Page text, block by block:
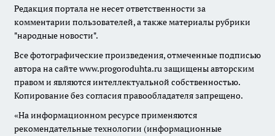
Редакция портала не несет ответственности за
комментарии пользователей, а также материалы рубрики
"народные новости".
Все фотографические произведения, отмеченные подписью
автора на сайте www.progoroduhta.ru защищены авторским
правом и являются интеллектуальной собственностью.
Копирование без согласия правообладателя запрещено.
«На информационном ресурсе применяются
рекомендательные технологии (информационные